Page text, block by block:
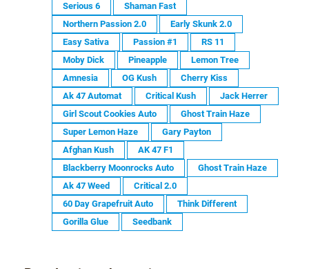
Serious 6
Shaman Fast
Northern Passion 2.0
Early Skunk 2.0
Easy Sativa
Passion #1
RS 11
Moby Dick
Pineapple
Lemon Tree
Amnesia
OG Kush
Cherry Kiss
Ak 47 Automat
Critical Kush
Jack Herrer
Girl Scout Cookies Auto
Ghost Train Haze
Super Lemon Haze
Gary Payton
Afghan Kush
AK 47 F1
Blackberry Moonrocks Auto
Ghost Train Haze
Ak 47 Weed
Critical 2.0
60 Day Grapefruit Auto
Think Different
Gorilla Glue
Seedbank